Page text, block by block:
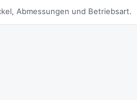
Abmessungen und Betriebsart.